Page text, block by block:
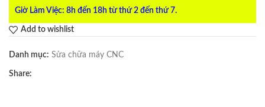
Giờ Làm Việc: 8h đến 18h từ thứ 2 đến thứ 7.
Add to wishlist
Danh mục: Sửa chữa máy CNC
Share: